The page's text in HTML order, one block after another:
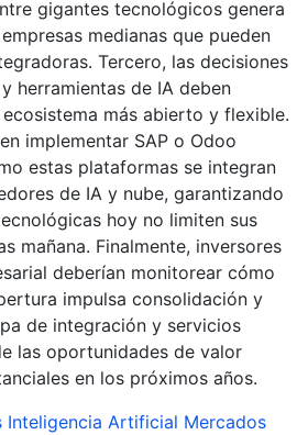
gigantes tecnológicos genera
medianas que pueden
Tercero, las decisiones
herramientas de IA deben
más abierto y flexible.
implementar SAP o Odoo
estas plataformas se integran
de IA y nube, garantizando
hoy no limiten sus
mañana. Finalmente, inversores
deberían monitorear cómo
impulsa consolidación y
de integración y servicios
las oportunidades de valor
en los próximos años.
Inteligencia Artificial Mercados